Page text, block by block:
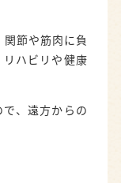
節や筋肉に負
ハビリや健康
、遠方からの